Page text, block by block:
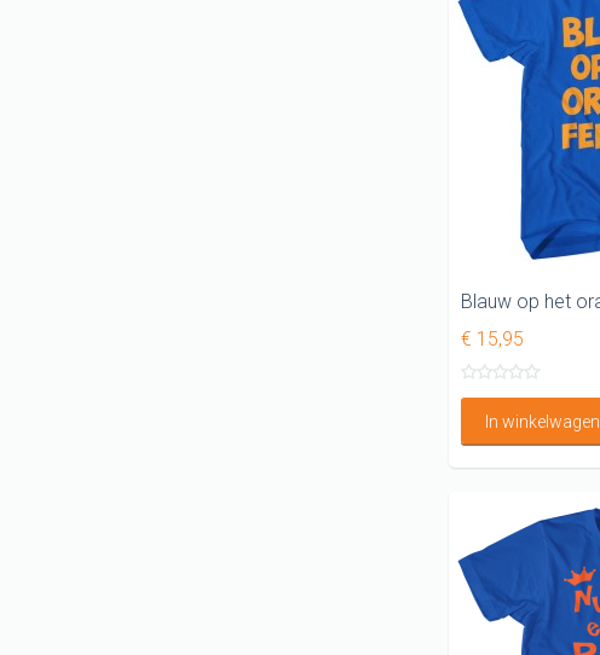
€ 15,95
In winkelwagen